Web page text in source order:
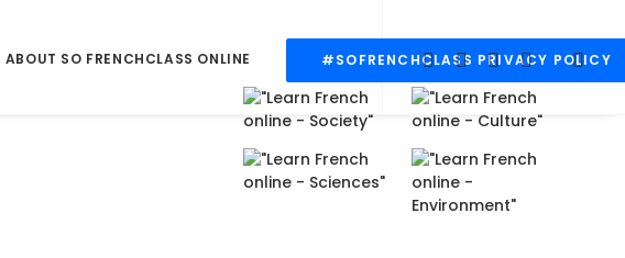
ABOUT SO FRENCHCLASS ONLINE #SOFRENCHCLASS PRIVACY POLICY